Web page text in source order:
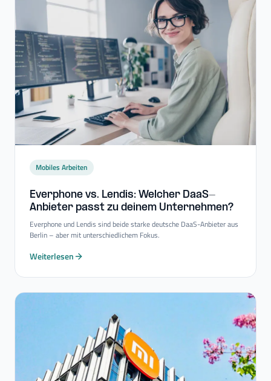
Mobiles Arbeiten
Everphone vs. Lendis: Welcher DaaS-​
Anbieter passt zu deinem Unternehmen?
Everphone und Lendis sind beide starke deutsche DaaS-Anbieter aus
Berlin – aber mit unterschiedlichem Fokus.
Weiterlesen